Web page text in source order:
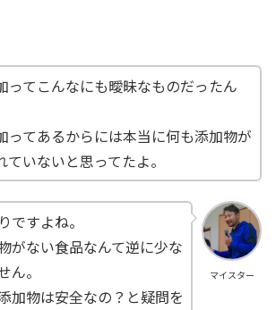
ってこんなにも曖昧なものだったん
ってあるからには本当に何も添加物が
ていないと思ってたよ。
マイスター
ですよね。
がない食品なんて逆に少な
ん。
加物は安全なの？と疑問を